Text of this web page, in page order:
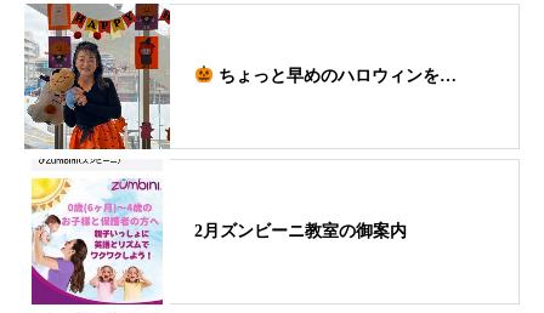
ちょっと早めのハロウィンを…
2月ズンビーニ教室の御案内